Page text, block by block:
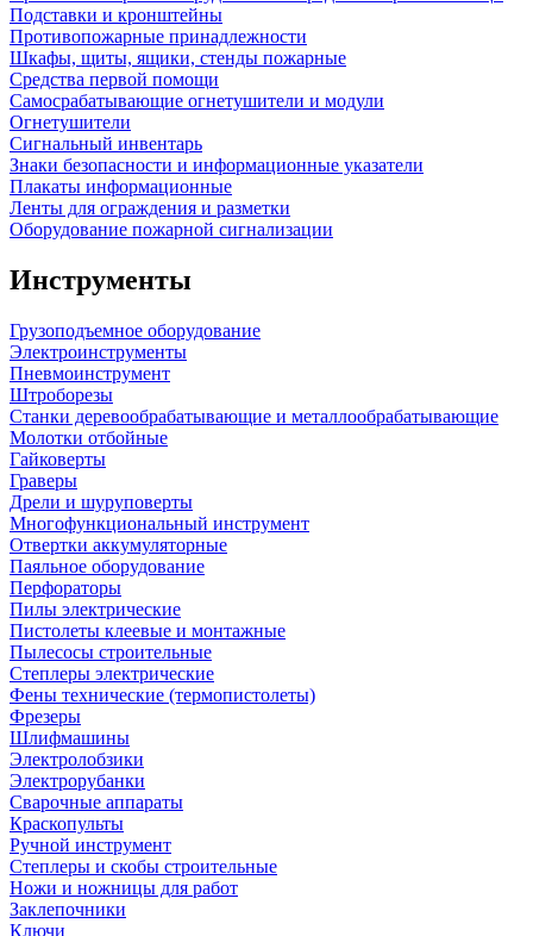
Подставки и кронштейны
Противопожарные принадлежности
Шкафы, щиты, ящики, стенды пожарные
Средства первой помощи
Самосрабатывающие огнетушители и модули
Огнетушители
Сигнальный инвентарь
Знаки безопасности и информационные указатели
Плакаты информационные
Ленты для ограждения и разметки
Оборудование пожарной сигнализации
Инструменты
Грузоподъемное оборудование
Электроинструменты
Пневмоинструмент
Штроборезы
Станки деревообрабатывающие и металлообрабатывающие
Молотки отбойные
Гайковерты
Граверы
Дрели и шуруповерты
Многофункциональный инструмент
Отвертки аккумуляторные
Паяльное оборудование
Перфораторы
Пилы электрические
Пистолеты клеевые и монтажные
Пылесосы строительные
Степлеры электрические
Фены технические (термопистолеты)
Фрезеры
Шлифмашины
Электролобзики
Электрорубанки
Сварочные аппараты
Краскопульты
Ручной инструмент
Степлеры и скобы строительные
Ножи и ножницы для работ
Заклепочники
Ключи